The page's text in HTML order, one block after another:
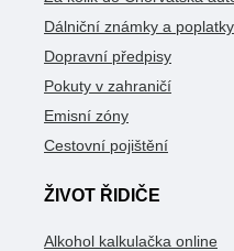
Dálniční známky a poplatky
Dopravní předpisy
Pokuty v zahraničí
Emisní zóny
Cestovní pojištění
ŽIVOT ŘIDIČE
Alkohol kalkulačka online